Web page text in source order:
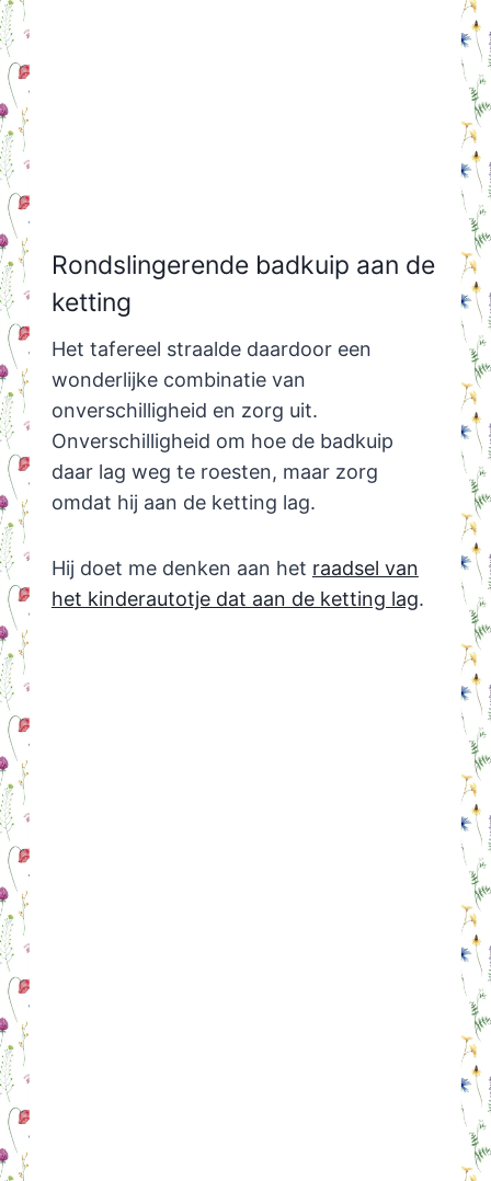
Rondslingerende badkuip aan de
ketting
Het tafereel straalde daardoor een
wonderlijke combinatie van
onverschilligheid en zorg uit.
Onverschilligheid om hoe de badkuip
daar lag weg te roesten, maar zorg
omdat hij aan de ketting lag.
Hij doet me denken aan het raadsel van
het kinderautotje dat aan de ketting lag.